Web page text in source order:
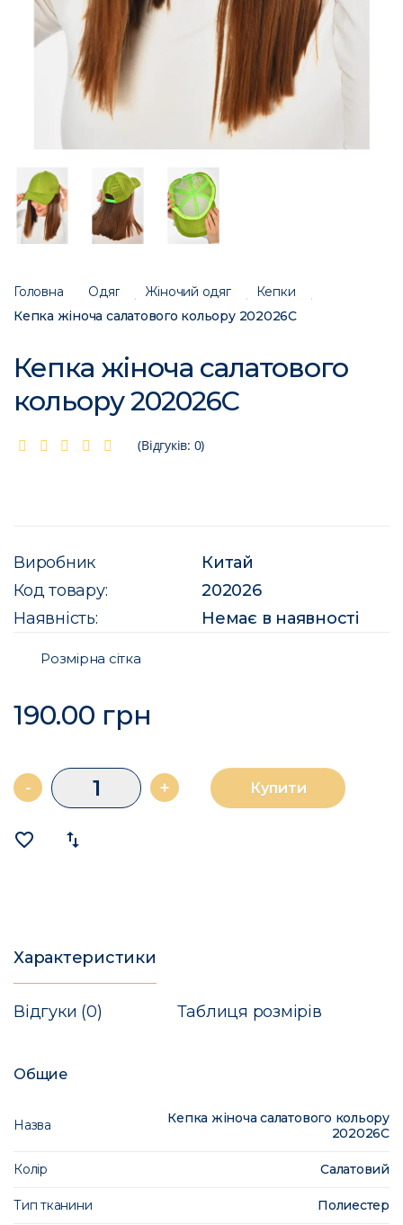
Головна Одяг Жіночий одяг
Кепки
Кепка жіноча салатового кольору 202026C
Кепка жіноча салатового
кольору 202026C
(Відгуків: 0)
Виробник
Китай
Код товару:
202026
Наявність:
Немає в наявності
Розмірна сітка
190.00 грн
- + Купити
favorite_border import_export
Характеристики
Відгуки (0) Таблиця розмірів
Общие
Назва
Кепка жіноча салатового кольору
202026C
Колір Салатовий
Тип тканини Полиестер